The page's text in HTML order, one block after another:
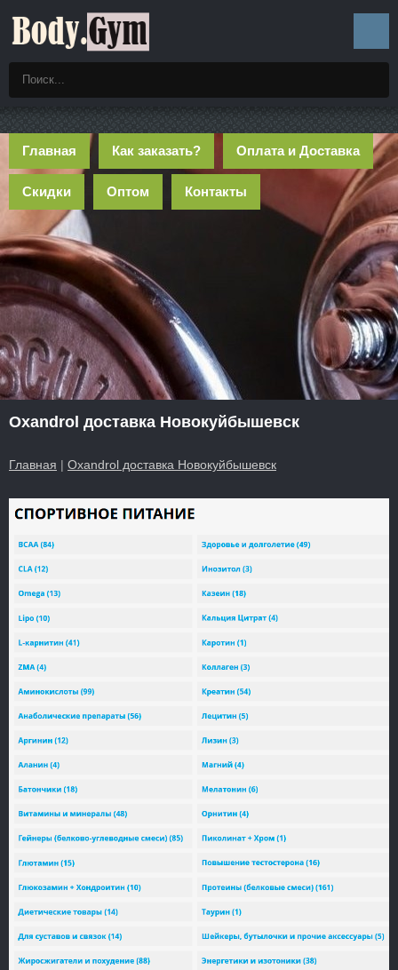
Главная Как заказать? Оплата и Доставка
Скидки Оптом Контакты
Oxandrol доставка Новокуйбышевск
Главная | Oxandrol доставка Новокуйбышевск